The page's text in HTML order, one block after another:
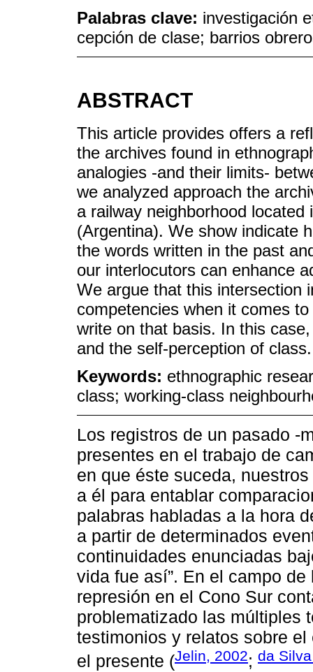
Palabras clave: investigación
cepción de clase; barrios
ABSTRACT
This article provides offers a
the archives found in
analogies -and their limits-
we analyzed approach the
a railway neighborhood
(Argentina). We show indicate
the words written in the past
our interlocutors can enhance
We argue that this intersection
competencies when it comes
write on that basis. In this
and the self-perception of class.
Keywords: ethnographic
class; working-class
Los registros de un pasado -
presentes en el trabajo de
en que éste suceda,
a él para entablar
palabras habladas a la hora
a partir de determinados
continuidades enunciadas
vida fue así”. En el campo
represión en el Cono Sur
problematizado las múltiples
testimonios y relatos sobre
el presente (Jelin, 2002; da